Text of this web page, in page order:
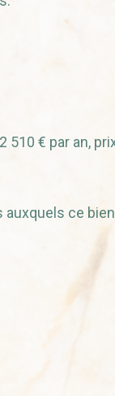
€ par an,
ce